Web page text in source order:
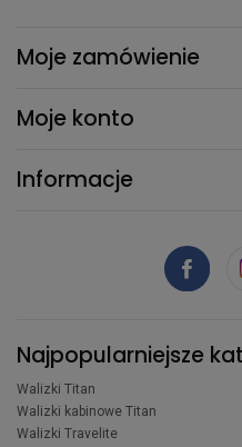
Moje zamówienie
Moje konto
Informacje
Najpopularniejsze
Walizki Titan
Walizki kabinowe Titan
Walizki Travelite